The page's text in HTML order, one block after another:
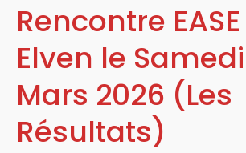
Rencontre
Elven le
Mars 2026 (Les
Résultats)